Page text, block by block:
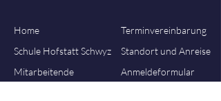
Home
Schule Hofstatt Schwyz
Mitarbeitende
Terminvereinbarung
Standort und Anreise
Anmeldeformular